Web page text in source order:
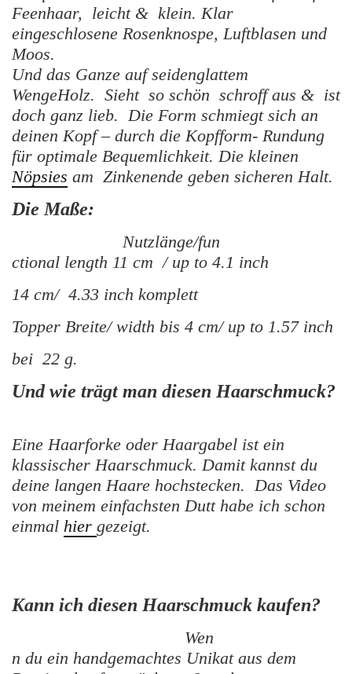
Feenhaar, leicht & klein. Klar
eingeschlosene Rosenknospe, Luftblasen und
Moos.
Und das Ganze auf seidenglattem
WengeHolz. Sieht so schön schroff aus & ist
doch ganz lieb.Die Form schmiegt sich an
deinen Kopf – durch die Kopfform- Rundung
für optimale Bequemlichkeit. Die kleinen
Nöpsies am Zinkenende geben sicheren Halt.
Die Maße:
Nutzlänge/fun
ctional length 11 cm / up to 4.1 inch
14 cm/ 4.33 inch komplett
Topper Breite/ width bis 4 cm/ up to 1.57 inch
bei 22 g.
Und wie trägt man diesen Haarschmuck?
Eine Haarforke oder Haargabel ist ein
klassischer Haarschmuck. Damit kannst du
deine langen Haare hochstecken. Das Video
von meinem einfachsten Dutt habe ich schon
einmal hier gezeigt.
Kann ich diesen Haarschmuck kaufen?
Wen
n du ein handgemachtes Unikat aus dem